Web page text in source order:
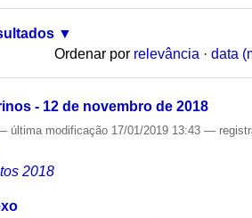
Ordenar por relevância · data
- 12 de novembro de 2018
última modificação 17/01/2019 13:43—
2018